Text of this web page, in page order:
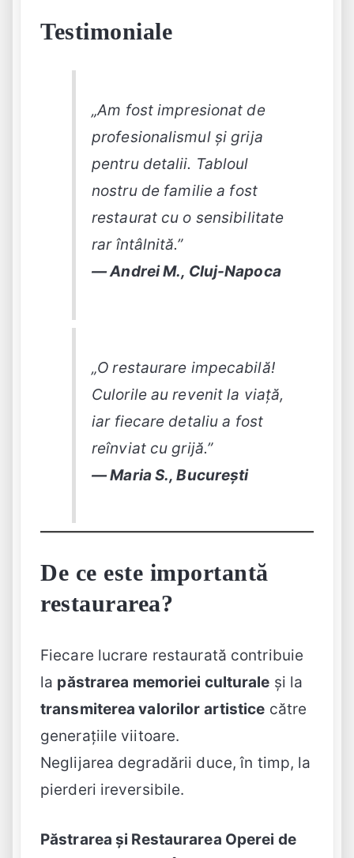
Testimoniale
„Am fost impresionat de
profesionalismul și grija
pentru detalii. Tabloul
nostru de familie a fost
restaurat cu o sensibilitate
rar întâlnită.”
— Andrei M., Cluj-Napoca
„O restaurare impecabilă!
Culorile au revenit la viață,
iar fiecare detaliu a fost
reînviat cu grijă.”
— Maria S., București
De ce este importantă
restaurarea?
Fiecare lucrare restaurată contribuie
la păstrarea memoriei culturale și la
transmiterea valorilor artistice către
generațiile viitoare.
Neglijarea degradării duce, în timp, la
pierderi ireversibile.
Păstrarea și Restaurarea Operei de